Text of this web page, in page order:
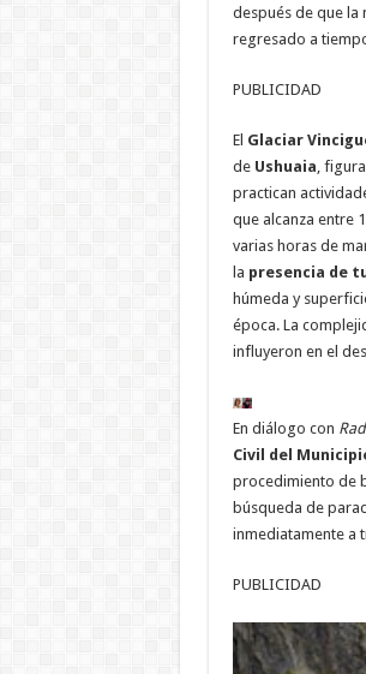
después de que la
regresado a
PUBLICIDAD
El Glaciar
de Ushuaia,
practican
que alcanza entre
varias horas de
la presencia de
húmeda y
época. La
influyeron en el
En diálogo con
Civil del
procedimiento de
búsqueda de
inmediatamente a
PUBLICIDAD